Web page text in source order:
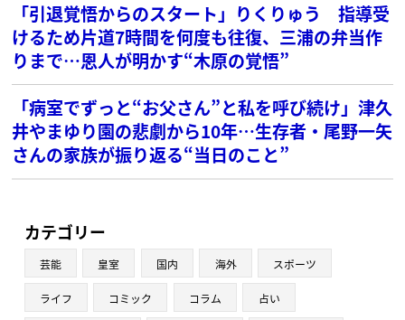
「引退覚悟からのスタート」りくりゅう 指導受
けるため片道7時間を何度も往復、三浦の弁当作
りまで…恩人が明かす“木原の覚悟”
「病室でずっと“お父さん”と私を呼び続け」津久
井やまゆり園の悲劇から10年…生存者・尾野一矢
さんの家族が振り返る“当日のこと”
カテゴリー
芸能 皇室 国内 海外 スポーツ
ライフ コミック コラム 占い